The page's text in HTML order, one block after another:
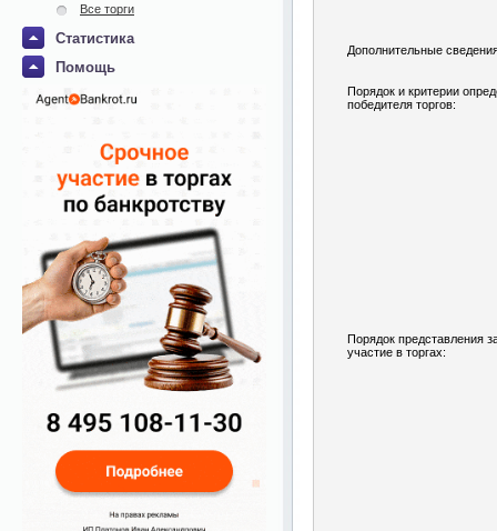
Все торги
Статистика
Помощь
Дополнительные
Порядок и критерии
победителя торгов:
Порядок представления
участие в торгах: